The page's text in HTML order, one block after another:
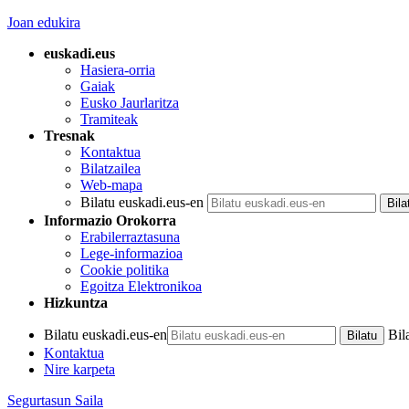
Joan edukira
euskadi.eus
Hasiera-orria
Gaiak
Eusko Jaurlaritza
Tramiteak
Tresnak
Kontaktua
Bilatzailea
Web-mapa
Bilatu euskadi.eus-en
Informazio Orokorra
Erabilerraztasuna
Lege-informazioa
Cookie politika
Egoitza Elektronikoa
Hizkuntza
Bilatu euskadi.eus-en
Kontaktua
Nire karpeta
Segurtasun Saila